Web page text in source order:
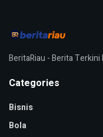
BeritaRiau - Berita Terkini
Categories
Bisnis
Bola